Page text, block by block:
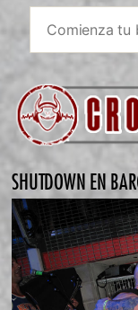
SHUTDOWN EN